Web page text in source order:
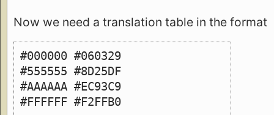
Now we need a translation table in the format
#000000 #060329
#555555 #8D25DF
#AAAAAA #EC93C9
#FFFFFF #F2FFB0